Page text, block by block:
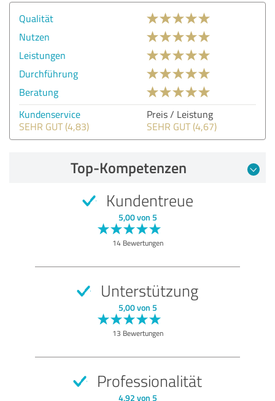
Qualität
Nutzen
Leistungen
Durchführung
Beratung
Kundenservice
SEHR GUT (4,83)
Preis / Leistung
SEHR GUT (4,67)
Top-Kompetenzen
Kundentreue
5,00 von 5
14 Bewertungen
Unterstützung
5,00 von 5
13 Bewertungen
Professionalität
4,92 von 5